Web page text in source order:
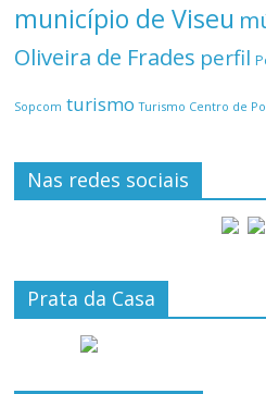
município de Viseu
Oliveira de Frades perfil
Sopcom turismo Turismo Centro de
Nas redes sociais
Prata da Casa